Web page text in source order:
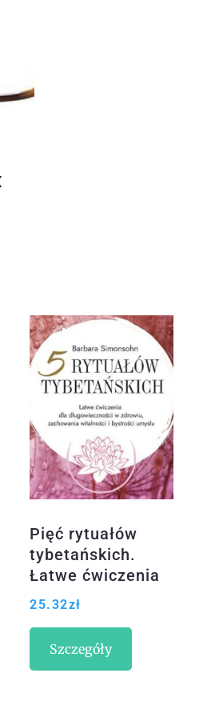
Pięć rytuałów
tybetańskich.
Łatwe ćwiczenia
dla
w zdrowiu,
zachowania
25.32zł
Szczegóły